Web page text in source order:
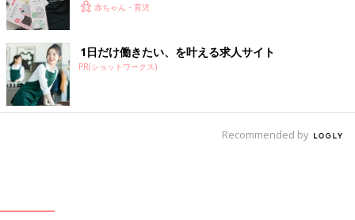
お鍋などの調理器具を一軍と二軍に分けて収納！
赤ちゃん・育児
1日だけ働きたい、を叶える求人サイト
PR(ショットワークス)
Recommended by